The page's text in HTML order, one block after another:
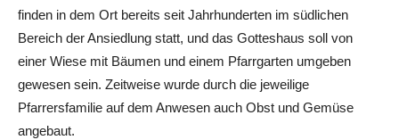
finden in dem Ort bereits seit Jahrhunderten im südlichen
Bereich der Ansiedlung statt, und das Gotteshaus soll von
einer Wiese mit Bäumen und einem Pfarrgarten umgeben
gewesen sein. Zeitweise wurde durch die jeweilige
Pfarrersfamilie auf dem Anwesen auch Obst und Gemüse
angebaut.